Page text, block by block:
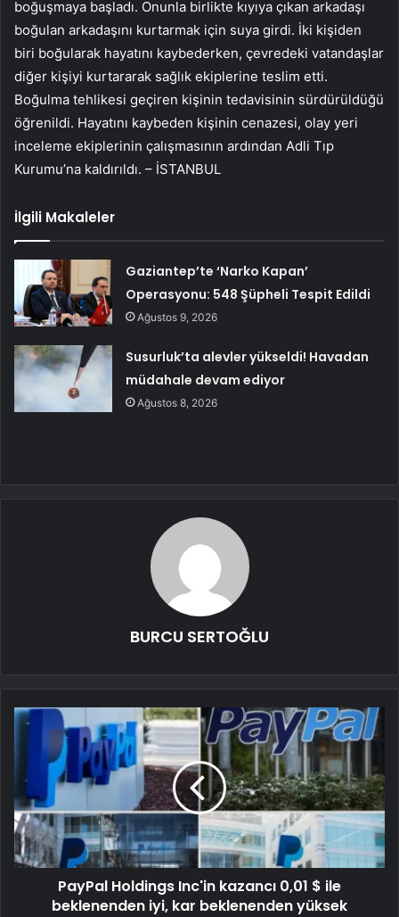
boğuşmaya başladı. Onunla birlikte kıyıya çıkan arkadaşı
boğulan arkadaşını kurtarmak için suya girdi. İki kişiden
biri boğularak hayatını kaybederken, çevredeki vatandaşlar
diğer kişiyi kurtararak sağlık ekiplerine teslim etti.
Boğulma tehlikesi geçiren kişinin tedavisinin sürdürüldüğü
öğrenildi. Hayatını kaybeden kişinin cenazesi, olay yeri
inceleme ekiplerinin çalışmasının ardından Adli Tıp
Kurumu’na kaldırıldı. – İSTANBUL
İlgili Makaleler
Gaziantep’te ‘Narko Kapan’
Operasyonu: 548 Şüpheli Tespit Edildi
Ağustos 9, 2026
Susurluk’ta alevler yükseldi! Havadan
müdahale devam ediyor
Ağustos 8, 2026
BURCU SERTOĞLU
PayPal Holdings Inc'in kazancı 0,01 $ ile
beklenenden iyi, kar beklenenden yüksek